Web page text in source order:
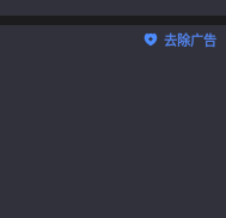
去除广告